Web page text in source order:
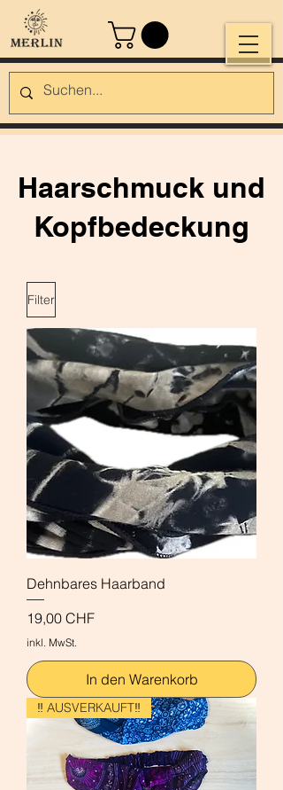
Haarschmuck und
Kopfbedeckung
Filter
Dehnbares Haarband
Preis
19,00 CHF
inkl. MwSt.
In den Warenkorb
‼️ AUSVERKAUFT‼️